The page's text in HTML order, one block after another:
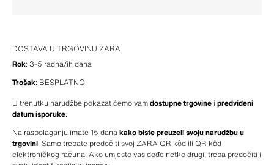
DOSTAVA U TRGOVINU ZARA
Rok: 3-5 radna/ih dana
Trošak: BESPLATNO
U trenutku narudžbe pokazat ćemo vam dostupne trgovine i predviđeni
datum isporuke.
Na raspolaganju imate 15 dana kako biste preuzeli svoju narudžbu u
trgovini. Samo trebate predočiti svoj ZARA QR kôd ili QR kôd
elektroničkog računa. Ako umjesto vas dođe netko drugi, treba predočiti i